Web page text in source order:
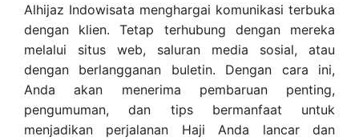
Alhijaz Indowisata menghargai komunikasi terbuka
dengan klien. Tetap terhubung dengan mereka
melalui situs web, saluran media sosial, atau
dengan berlangganan buletin. Dengan cara ini,
Anda akan menerima pembaruan penting,
pengumuman, dan tips bermanfaat untuk
menjadikan perjalanan Haji Anda lancar dan